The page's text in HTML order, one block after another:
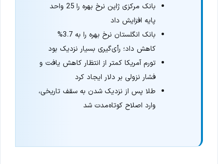
بانک مرکزی ژاپن نرخ بهره را 25 واحد
پایه افزایش داد
بانک انگلستان نرخ بهره را به 3.7%
کاهش داد؛ رأی‌گیری بسیار نزدیک بود
تورم آمریکا کمتر از انتظار کاهش یافت و
فشار نزولی بر دلار ایجاد کرد
طلا پس از نزدیک شدن به سقف تاریخی،
وارد اصلاح کوتاه‌مدت شد